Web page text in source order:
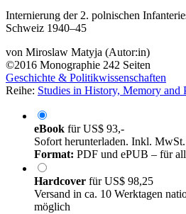
Internierung der 2. polnischen
Schweiz 1940–45
von Miroslaw Matyja (Autor:in)
©2016 Monographie 242 Seiten
Geschichte & Politikwissenschaften
Reihe: Studies in History, Memory and
eBook fürUS$ 93,-
Sofort herunterladen. Inkl. MwSt.
Format: PDF und ePUB – für
Hardcover fürUS$ 98,25
Versand in ca. 10 Werktagen
möglich